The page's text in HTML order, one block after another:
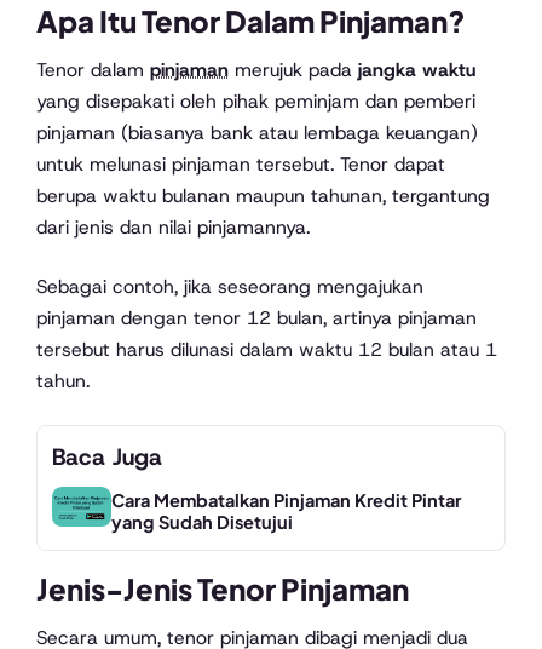
Apa Itu Tenor Dalam Pinjaman?
Tenor dalam pinjaman merujuk pada jangka waktu
yang disepakati oleh pihak peminjam dan pemberi
pinjaman (biasanya bank atau lembaga keuangan)
untuk melunasi pinjaman tersebut. Tenor dapat
berupa waktu bulanan maupun tahunan, tergantung
dari jenis dan nilai pinjamannya.
Sebagai contoh, jika seseorang mengajukan
pinjaman dengan tenor 12 bulan, artinya pinjaman
tersebut harus dilunasi dalam waktu 12 bulan atau 1
tahun.
Baca Juga
Cara Membatalkan Pinjaman Kredit Pintar
yang Sudah Disetujui
Jenis-Jenis Tenor Pinjaman
Secara umum, tenor pinjaman dibagi menjadi dua